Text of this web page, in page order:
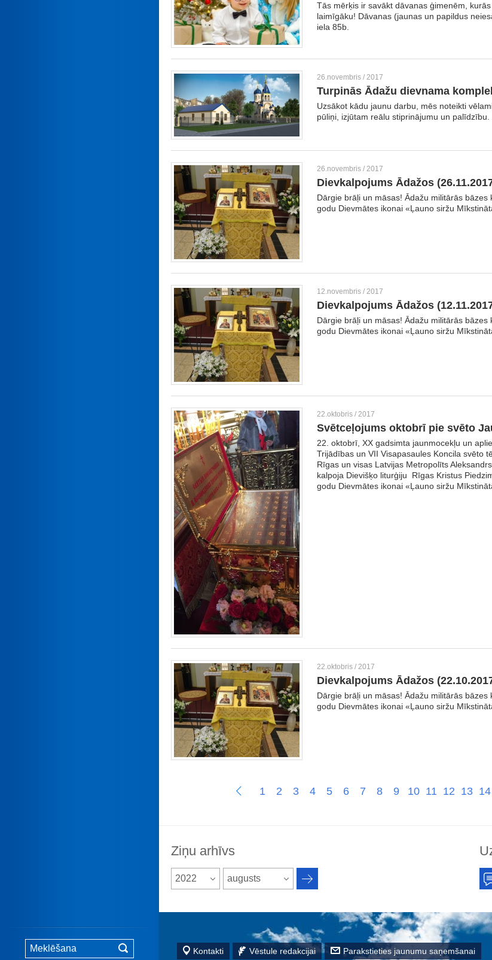
Tās mērķis ir savākt dāvanas ģimenēm,
laimīgāku! Dāvanas (jaunas un papildus
iela 85b.
26.novembris / 2017
Turpinās Ādažu dievnama
Uzsākot kādu jaunu darbu, mēs noteikti
pūliņi, izjūtam reālu stiprinājumu un palīdzību.
26.novembris / 2017
Dievkalpojums Ādažos
Dārgie brāļi un māsas! Ādažu militārās
godu Dievmātes ikonai «Ļauno siržu
12.novembris / 2017
Dievkalpojums Ādažos
Dārgie brāļi un māsas! Ādažu militārās
godu Dievmātes ikonai «Ļauno siržu
22.oktobris / 2017
Svētceļojums oktobrī pie svēto
22. oktobrī, XX gadsimta jaunmocekļu un
Trijādības un VII Visapasaules Koncila svēto
Rīgas un visas Latvijas Metropolīts
kalpoja Dievišķo liturģiju Rīgas Kristus
godu Dievmātes ikonai «Ļauno siržu
22.oktobris / 2017
Dievkalpojums Ādažos
Dārgie brāļi un māsas! Ādažu militārās
godu Dievmātes ikonai «Ļauno siržu
1 2 3 4 5 6 7 8 9 10 11 12 13 14
Ziņu arhīvs
2022 augusts
Kontakti Vēstule redakcijai Parakstieties jaunumu saņemšanai